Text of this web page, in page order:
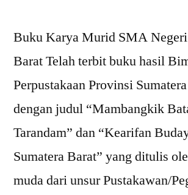
Buku Karya Murid SMA Negeri
Barat Telah terbit buku hasil
Perpustakaan Provinsi
dengan judul “Mambangkik
Tarandam” dan “Kearifan
Sumatera Barat” yang ditulis
muda dari unsur Pustakawan/